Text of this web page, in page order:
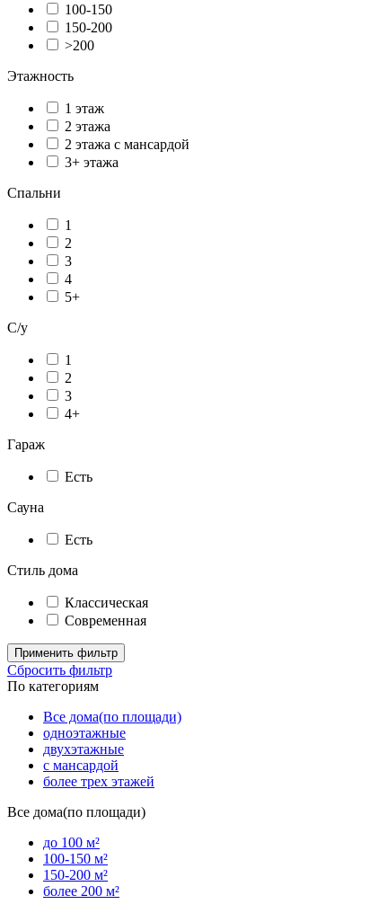
100-150
150-200
>200
Этажность
1 этаж
2 этажа
2 этажа с мансардой
3+ этажа
Спальни
1
2
3
4
5+
С/у
1
2
3
4+
Гараж
Есть
Сауна
Есть
Стиль дома
Классическая
Современная
Применить фильтр
Сбросить фильтр
По категориям
Все дома(по площади)
одноэтажные
двухэтажные
с мансардой
более трех этажей
Все дома(по площади)
до 100 м²
100-150 м²
150-200 м²
более 200 м²